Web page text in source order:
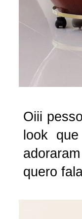
Oiii
look
quero